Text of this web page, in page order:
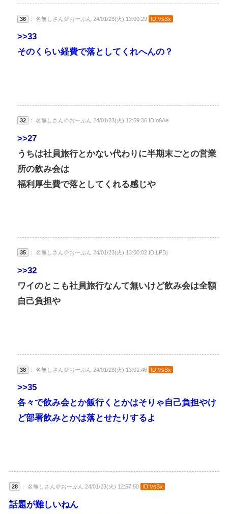
36 ： 名無しさん＠おーぷん 24/01/23(火) 13:00:29 ID:VsSx
>>33
そのくらい経費で落としてくれへんの？
32 ： 名無しさん＠おーぷん 24/01/23(火) 12:59:36 ID:o8Ae
>>27
うちは社員旅行とかない代わりに半期末ごとの営業
所の飲み会は
福利厚生費で落としてくれる感じや
35 ： 名無しさん＠おーぷん 24/01/23(火) 13:00:02 ID:LPDj
>>32
ワイのとこも社員旅行なんて無いけど飲み会は全額
自己負担や
38 ： 名無しさん＠おーぷん 24/01/23(火) 13:01:46 ID:VsSx
>>35
各々で飲み会とか飯行くとかはそりゃ自己負担やけ
ど部署飲みとかは落とせたりするよ
28 ： 名無しさん＠おーぷん 24/01/23(火) 12:57:50 ID:VsSx
話題が難しいねん